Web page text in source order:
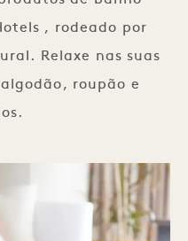
, rodeado por
Relaxe nas suas
roupão e